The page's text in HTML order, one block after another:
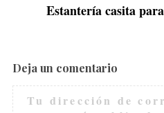
Estantería casita
Deja un comentario
Tu dirección de